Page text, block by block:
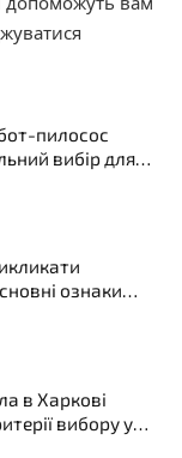
пилосос
вибір для
ознаки
в Харкові
вибору у